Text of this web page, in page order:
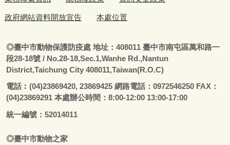
政府網站資料開放宣告 本處位置
◎臺中市動物保護防疫處地址：408011 臺中市南屯區萬和路一
段28-18號 / No.28-18,Sec.1,Wanhe Rd.,Nantun
District,Taichung City 408011,Taiwan(R.O.C)
電話︰ (04)23869420, 23869425 網路電話：0972546250 FAX：
(04)23869291 本處辦公時間：8:00-12:00 13:00-17:00
統一編號：52014011
◎臺中市動物之家